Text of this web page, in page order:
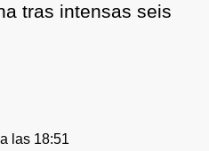
tras intensas seis
las 18:51